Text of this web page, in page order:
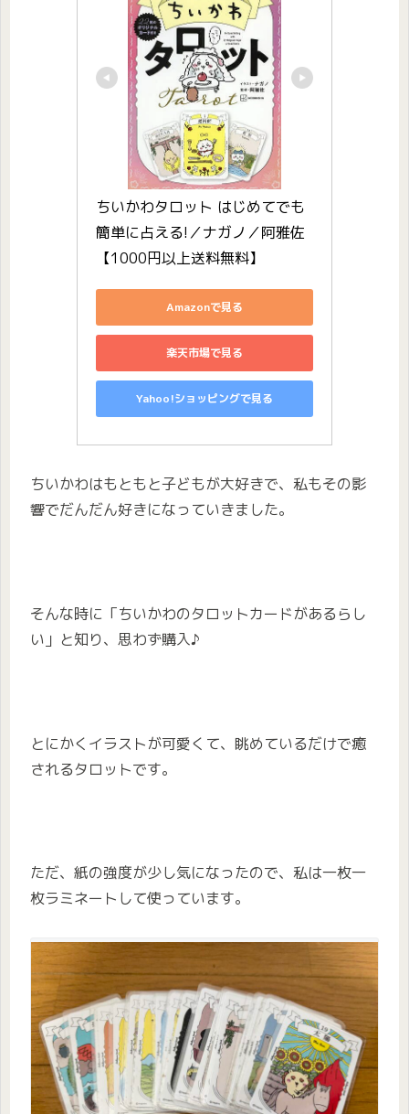
ちいかわタロット はじめてでも
簡単に占える!／ナガノ／阿雅佐
【1000円以上送料無料】
Amazonで見る
楽天市場で見る
Yahoo!ショッピングで見る
ちいかわはもともと子どもが大好きで、私もその影
響でだんだん好きになっていきました。
そんな時に「ちいかわのタロットカードがあるらし
い」と知り、思わず購入♪
とにかくイラストが可愛くて、眺めているだけで癒
されるタロットです。
ただ、紙の強度が少し気になったので、私は一枚一
枚ラミネートして使っています。